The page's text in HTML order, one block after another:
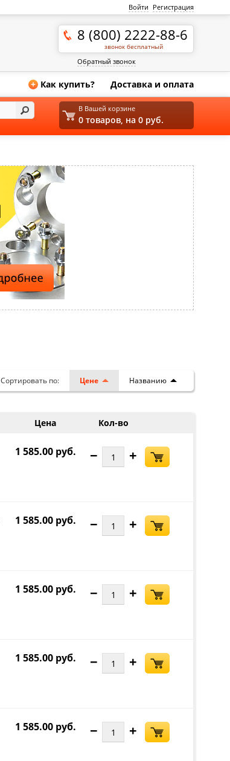
Войти Регистрация
8 (800) 2222-88-6
звонок бесплатный
Обратный звонок
+ Как купить? Доставка и оплата
Сортировать по: Цене Названию
Кол-во
Цена
− +
1 585.00 руб.
− +
1 585.00 руб.
− +
1 585.00 руб.
− +
1 585.00 руб.
− +
1 585.00 руб.
В Вашей корзине
0 товаров, на 0 руб.